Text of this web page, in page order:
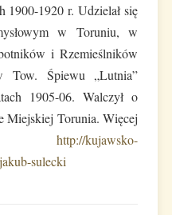
1900-1920 r. Udzielał się
w Toruniu, w
i Rzemieślników
Tow. Śpiewu „Lutnia”
1905-06. Walczył o
Miejskiej Torunia. Więcej
http://kujawsko-
sulecki